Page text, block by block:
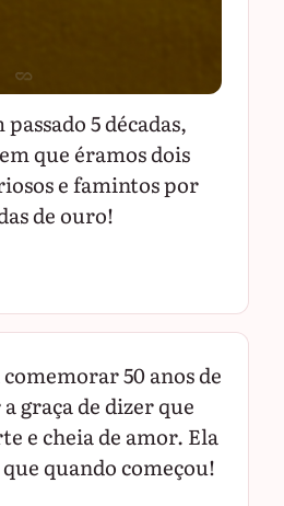
5 décadas,
que éramos dois
e famintos por
de ouro!
50 anos de
graça de dizer que
e cheia de amor. Ela
quando começou!